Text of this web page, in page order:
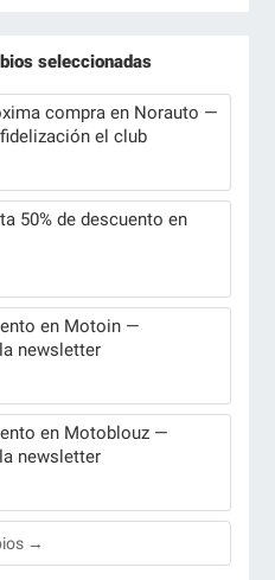
seleccionadas
compra en Norauto —
el club
50% de descuento en
en Motoin —
newsletter
en Motoblouz —
newsletter
→